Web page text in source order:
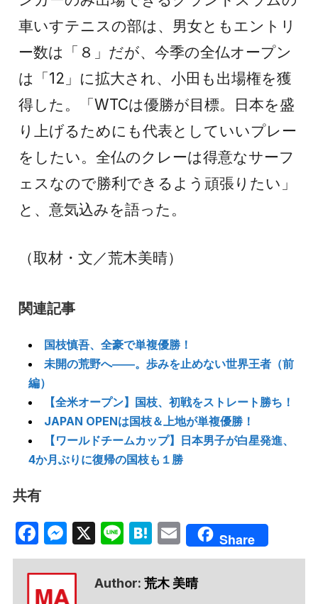
車いすテニスの部は、男女ともエントリ
ー数は「８」だが、今季の全仏オープン
は「12」に拡大され、小田も出場権を獲
得した。「WTCは優勝が目標。日本を盛
り上げるためにも代表としていいプレー
をしたい。全仏のクレーは得意なサーフ
ェスなので勝利できるよう頑張りたい」
と、意気込みを語った。
（取材・文／荒木美晴）
関連記事
国枝慎吾、全豪で単複優勝！
未開の荒野へ――。歩みを止めない世界王者（前
編）
【全米オープン】国枝、初戦をストレート勝ち！
JAPAN OPENは国枝＆上地が単複優勝！
【ワールドチームカップ】日本男子が白星発進、
4か月ぶりに復帰の国枝も１勝
共有
Facebook
Messenger
X LineHatena
EmailShare
Author: 荒木 美晴